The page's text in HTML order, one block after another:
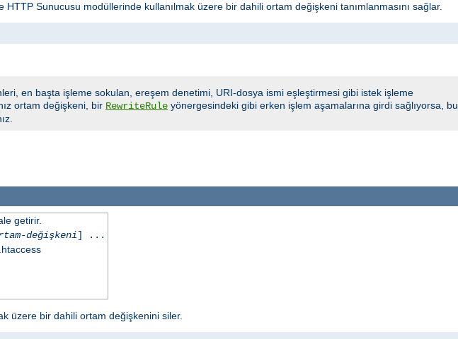
Sunucusu modüllerinde kullanılmak üzere bir dahili ortam değişkeni tanımlanmasını sağlar.
en başta işleme sokulan, ereşem denetimi, URI-dosya ismi eşleştirmesi gibi istek işleme
ortam değişkeni, bir RewriteRule yönergesindeki gibi erken işlem aşamalarına girdi sağlıyorsa, bu
getirir.
değişkeni] ...
üzere bir dahili ortam değişkenini siler.